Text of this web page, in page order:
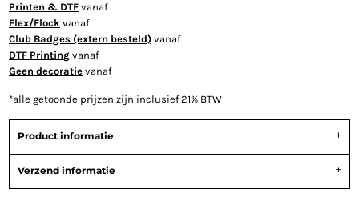
Printen & DTF vanaf
Flex/Flock vanaf
Club Badges (extern besteld) vanaf
DTF Printing vanaf
Geen decoratie vanaf
*alle getoonde prijzen zijn inclusief 21% BTW
Product informatie
Verzend informatie